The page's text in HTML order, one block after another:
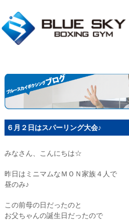
６月２日はスパーリング大会♪
みなさん、こんにちは☆
昨日はミニマムなＭＯＮ家族４人で
昼のみ♪
この前母の日だったのと
お父ちゃんの誕生日だったので